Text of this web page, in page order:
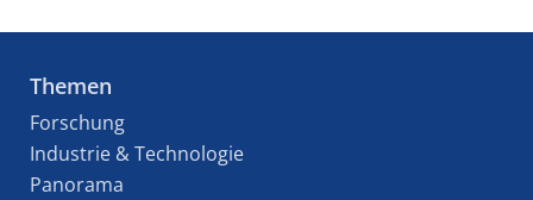
Themen
Forschung
Industrie & Technologie
Panorama